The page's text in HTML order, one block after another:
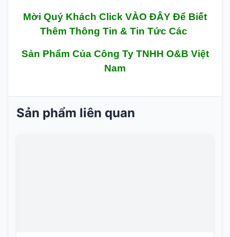
Mời Quý Khách Click VÀO ĐÂY Để Biết
Thêm Thông Tin & Tin Tức Các
Sản Phẩm Của Công Ty TNHH O&B Việt
Nam
Sản phẩm liên quan